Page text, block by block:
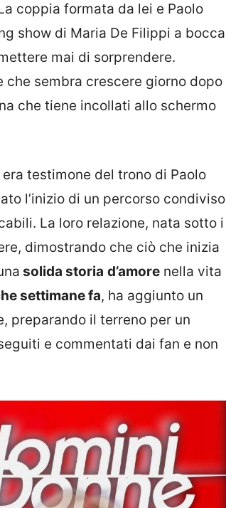
coppia formata da lei e Paolo
show di Maria De Filippi a bocca
mai di sorprendere.
che sembra crescere giorno dopo
che tiene incollati allo schermo
testimone del trono di Paolo
l’inizio di un percorso condiviso
La loro relazione, nata sotto i
dimostrando che ciò che inizia
solida storia d’amore nella vita
settimane fa, ha aggiunto un
preparando il terreno per un
e commentati dai fan e non